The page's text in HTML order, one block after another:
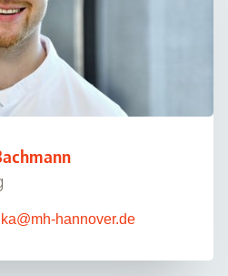
@mh-hannover.de